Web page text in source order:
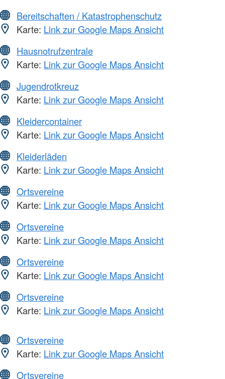
Bereitschaften / Katastrophenschutz
Karte: Link zur Google Maps Ansicht
Hausnotrufzentrale
Karte: Link zur Google Maps Ansicht
Jugendrotkreuz
Karte: Link zur Google Maps Ansicht
Kleidercontainer
Karte: Link zur Google Maps Ansicht
Kleiderläden
Karte: Link zur Google Maps Ansicht
Ortsvereine
Karte: Link zur Google Maps Ansicht
Ortsvereine
Karte: Link zur Google Maps Ansicht
Ortsvereine
Karte: Link zur Google Maps Ansicht
Ortsvereine
Karte: Link zur Google Maps Ansicht
Ortsvereine
Karte: Link zur Google Maps Ansicht
Ortsvereine